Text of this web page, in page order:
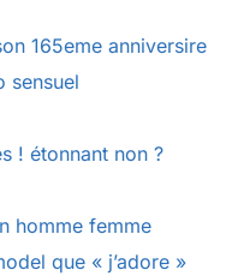
165eme anniversire
sensuel
! étonnant non ?
homme femme
que « j’adore »